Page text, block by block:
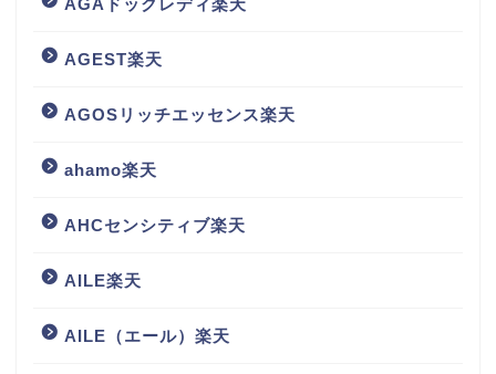
AGEST楽天
AGOSリッチエッセンス楽天
ahamo楽天
AHCセンシティブ楽天
AILE楽天
AILE（エール）楽天